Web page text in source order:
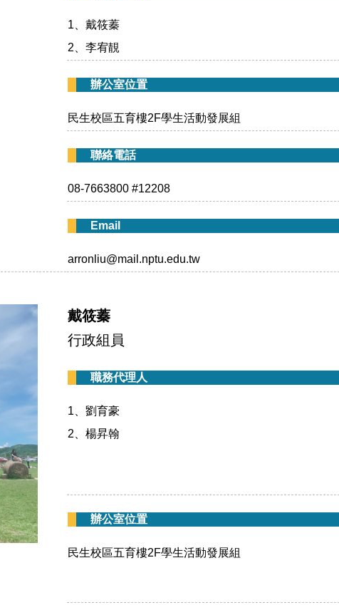
1、戴筱蓁
2、李宥靚
辦公室位置
民生校區五育樓2F學生活動發展組
聯絡電話
08-7663800 #12208
Email
arronliu@mail.nptu.edu.tw
戴筱蓁
行政組員
職務代理人
1、劉育豪
2、楊昇翰
辦公室位置
民生校區五育樓2F學生活動發展組